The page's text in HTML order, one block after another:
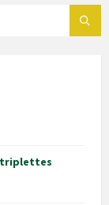
triplettes